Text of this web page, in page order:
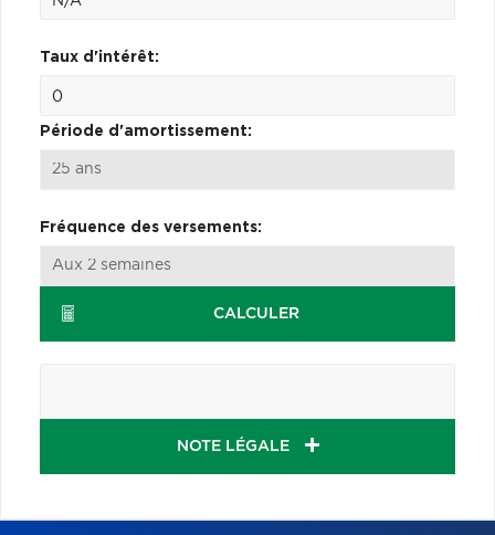
Taux d'intérêt:
Période d'amortissement:
Fréquence des versements:
CALCULER
NOTE LÉGALE